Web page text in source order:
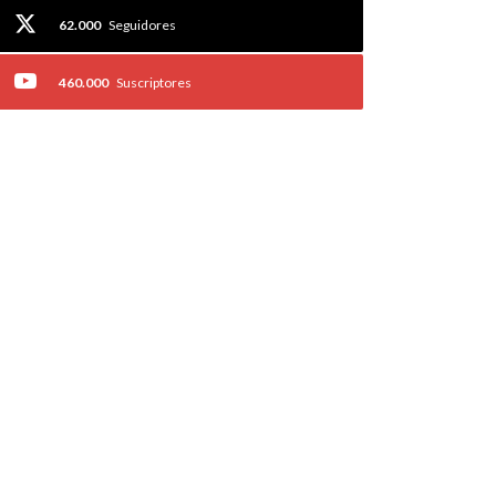
62.000 Seguidores
460.000 Suscriptores